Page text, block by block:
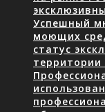
Успешный
моющих
статус
территории